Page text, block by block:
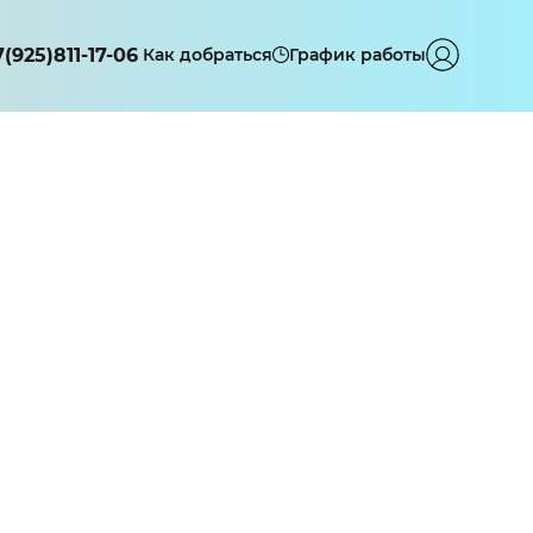
17-06 Как добраться График работы